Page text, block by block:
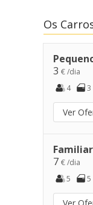
Os
3 € /dia
4
3
Ver
7 € /dia
5
5